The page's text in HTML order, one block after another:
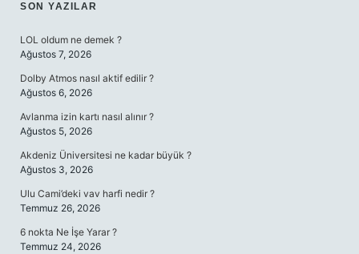
SIDEBAR
SON YAZILAR
LOL oldum ne demek ?
Ağustos 7, 2026
Dolby Atmos nasıl aktif edilir ?
Ağustos 6, 2026
Avlanma izin kartı nasıl alınır ?
Ağustos 5, 2026
Akdeniz Üniversitesi ne kadar büyük ?
Ağustos 3, 2026
Ulu Cami’deki vav harfi nedir ?
Temmuz 26, 2026
6 nokta Ne İşe Yarar ?
Temmuz 24, 2026